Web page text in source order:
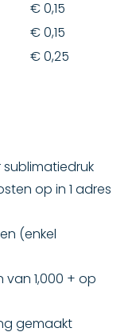
€ 0,15
€ 0,15
€ 0,25
sublimatiedruk
op in 1 adres
(enkel
1,000 + op
gemaakt